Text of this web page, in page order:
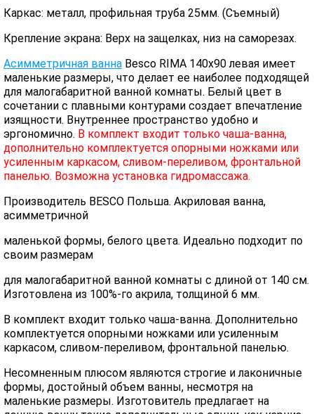
Каркас: металл, профильная труба 25мм. (Съемный)
Крепление экрана: Верх на защелках, низ на саморезах.
Асимметричная ванна Besco RIMA 140x90 левая имеет
маленькие размеры, что делает ее наиболее подходящей
для малогабаритной ванной комнаты. Белый цвет в
сочетании с плавными контурами создает впечатление
изящности. Внутреннее пространство удобно и
эргономично. В комплект входит только чаша-ванна,
дополнительно комплектуется опорными ножками или
усиленным каркасом, сливом-переливом, фронтальной
панелью. Возможна установка гидромассажа.
Производитель BESCO Польша. Акриловая ванна,
асимметричной
маленькой формы, белого цвета. Идеально подходит по
своим размерам
для малогабаритной ванной комнаты с длиной от 140 см.
Изготовлена из 100%-го акрила, толщиной 6 мм.
В комплект входит только чаша-ванна. Дополнительно
комплектуется опорными ножками или усиленным
каркасом, сливом-переливом, фронтальной панелью.
Несомненным плюсом являются строгие и лаконичные
формы, достойный объем ванны, несмотря на
маленькие размеры. Изготовитель предлагает на